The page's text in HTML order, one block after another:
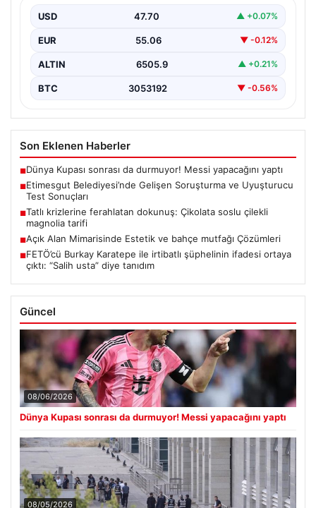
Son günlerde yayılan haberler, Etimesgut
seriyor. Soruşturma kapsamında,…
USD 47.70 ▲ +0.07%
EUR 55.06 ▼ -0.12%
ALTIN 6505.9 ▲ +0.21%
BTC 3053192 ▼ -0.56%
Son Eklenen Haberler
■Dünya Kupası sonrası da durmuyor! Messi yapacağını yaptı
■Etimesgut Belediyesi’nde Gelişen Soruşturma ve Uyuşturucu
Test Sonuçları
■Tatlı krizlerine ferahlatan dokunuş: Çikolata soslu çilekli
magnolia tarifi
■Açık Alan Mimarisinde Estetik ve bahçe mutfağı Çözümleri
■FETÖ’cü Burkay Karatepe ile irtibatlı şüphelinin ifadesi ortaya
çıktı: “Salih usta” diye tanıdım
Güncel
08/06/2026
Dünya Kupası sonrası da durmuyor! Messi yapacağını yaptı
08/05/2026